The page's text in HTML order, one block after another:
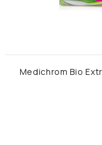
Medichrom Bio